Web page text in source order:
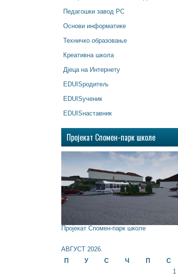
Педагошки завод РС
Основи информатике
Техничко образовање
Креативна школа
Дјеца на Интернету
EDUISродитељ
EDUISученик
EDUISнаставник
Пројекат Спомен-парк школе
Пројекат Спомен-парк школе
АВГУСТ 2026.
П
У С Ч П С
1